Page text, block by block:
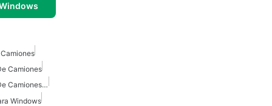
Camiones
Juegos De Conducción De Camiones Para Windows
Windows